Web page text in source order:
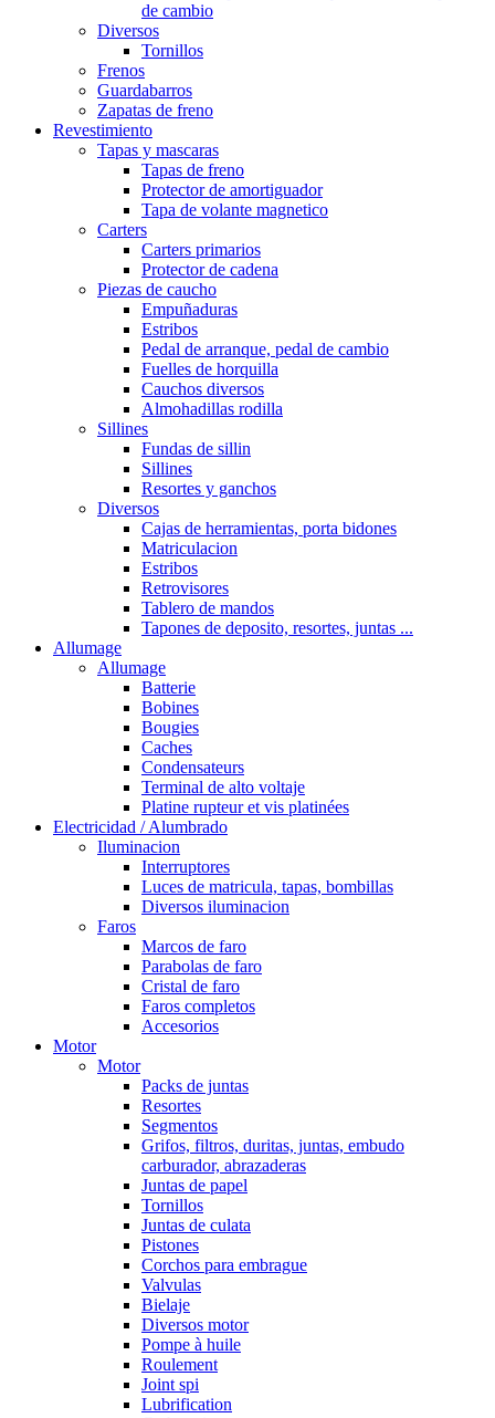
de cambio
Diversos
Tornillos
Frenos
Guardabarros
Zapatas de freno
Revestimiento
Tapas y mascaras
Tapas de freno
Protector de amortiguador
Tapa de volante magnetico
Carters
Carters primarios
Protector de cadena
Piezas de caucho
Empuñaduras
Estribos
Pedal de arranque, pedal de cambio
Fuelles de horquilla
Cauchos diversos
Almohadillas rodilla
Sillines
Fundas de sillin
Sillines
Resortes y ganchos
Diversos
Cajas de herramientas, porta bidones
Matriculacion
Estribos
Retrovisores
Tablero de mandos
Tapones de deposito, resortes, juntas ...
Allumage
Allumage
Batterie
Bobines
Bougies
Caches
Condensateurs
Terminal de alto voltaje
Platine rupteur et vis platinées
Electricidad / Alumbrado
Iluminacion
Interruptores
Luces de matricula, tapas, bombillas
Diversos iluminacion
Faros
Marcos de faro
Parabolas de faro
Cristal de faro
Faros completos
Accesorios
Motor
Motor
Packs de juntas
Resortes
Segmentos
Grifos, filtros, duritas, juntas, embudo
carburador, abrazaderas
Juntas de papel
Tornillos
Juntas de culata
Pistones
Corchos para embrague
Valvulas
Bielaje
Diversos motor
Pompe à huile
Roulement
Joint spi
Lubrification